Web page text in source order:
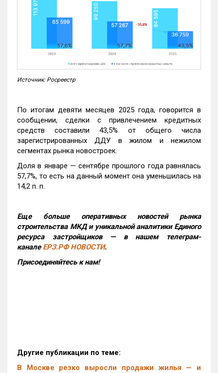
Источник: Росреестр
По итогам девяти месяцев 2025 года, говорится в
сообщении, сделки с привлечением кредитных
средств составили 43,5% от общего числа
зарегистрированных ДДУ в жилом и нежилом
сегментах рынка новостроек.
Доля в январе — сентябре прошлого года равнялась
57,7%, то есть на данный момент она уменьшилась на
14,2 п. п.
Еще больше оперативных новостей рынка
строительства МКД и уникальной аналитики Единого
ресурса застройщиков — в нашем телеграм-
канале ЕРЗ.РФ НОВОСТИ.
Присоединяйтесь к нам!
Другие публикации по теме:
В Москве резко выросли продажи жилья — и